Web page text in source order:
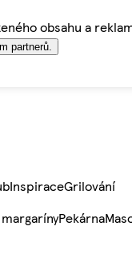
obsahu a
partnerů.
InspiraceGrilování
Pekárna